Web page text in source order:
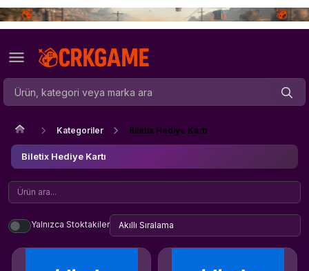
Kategoriler Biletix Hediye Kartı
Biletix Hediye Kartı
Yalnızca Stoktakiler